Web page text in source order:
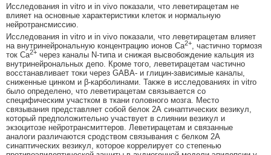
Исследования in vitro и in vivo показали, что леветирацетам не
влияет на основные характеристики клеток и нормальную
нейротрансмиссию.
Исследования in vitro и in vivo показали, что леветирацетам влияет
на внутринейрональную концентрацию ионов Са2+, частично тормозя
ток Са2+ через каналы N-типа и снижая высвобождение кальция из
внутринейрональных депо. Кроме того, леветирацетам частично
восстанавливает токи через GABA- и глицин-зависимые каналы,
сниженные цинком и β-карболинами. Также в исследованиях in vitro
было определено, что леветирацетам связывается со
специфическим участком в ткани головного мозга. Место
связывания представляет собой белок 2А синаптических везикул,
который предположительно участвует в слиянии везикул и
экзоцитозе нейротрансмиттеров. Леветирацетам и связанные
аналоги различаются сродством связывания с белком 2А
синаптических везикул, которое коррелирует со степенью